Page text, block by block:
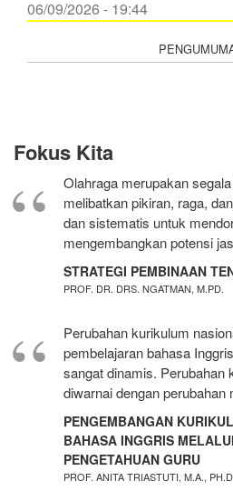
06/09/2026 - 19:44
Fokus Kita
Olahraga merupakan
melibatkan pikiran, raga,
dan sistematis untuk
mengembangkan potensi
STRATEGI PEMBINAAN
PROF. DR. DRS. NGATMAN, M.PD.
Perubahan kurikulum
pembelajaran bahasa
sangat dinamis. Perubahan
diwarnai dengan
PENGEMBANGAN
BAHASA INGGRIS
PENGETAHUAN GURU
PROF. ANITA TRIASTUTI, M.A., PH.D